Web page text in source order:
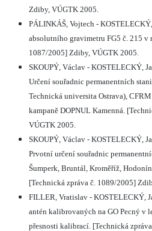
Zdiby, VÚGTK 2005.
PÁLINKÁŠ, Vojtech -
absolutního gravimetru FG5 č. 215 v
1087/2005] Zdiby, VÚGTK 2005.
SKOUPÝ, Václav - KOSTELECKÝ,
Určení souřadnic permanentních
Technická universita Ostrava),
kampaně DOPNUL Kamenná.
VÚGTK 2005.
SKOUPÝ, Václav - KOSTELECKÝ,
Prvotní určení souřadnic
Šumperk, Bruntál, Kroměříž,
[Technická zpráva č. 1089/2005]
FILLER, Vratislav - KOSTELECKÝ,
antén kalibrovaných na GO Pecný v
přesnosti kalibrací. [Technická